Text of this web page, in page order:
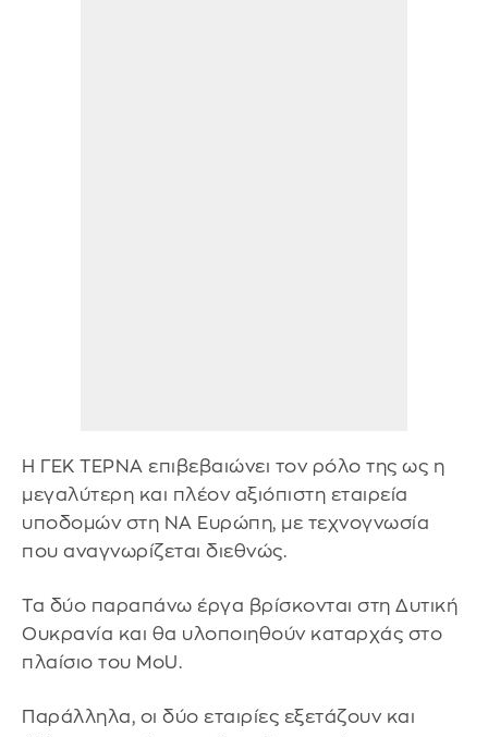
Η ΓΕΚ ΤΕΡΝΑ επιβεβαιώνει τον ρόλο της ως η
μεγαλύτερη και πλέον αξιόπιστη εταιρεία
υποδομών στη ΝΑ Ευρώπη, με τεχνογνωσία
που αναγνωρίζεται διεθνώς.
Τα δύο παραπάνω έργα βρίσκονται στη Δυτική
Ουκρανία και θα υλοποιηθούν καταρχάς στο
πλαίσιο του MoU.
Παράλληλα, οι δύο εταιρίες εξετάζουν και